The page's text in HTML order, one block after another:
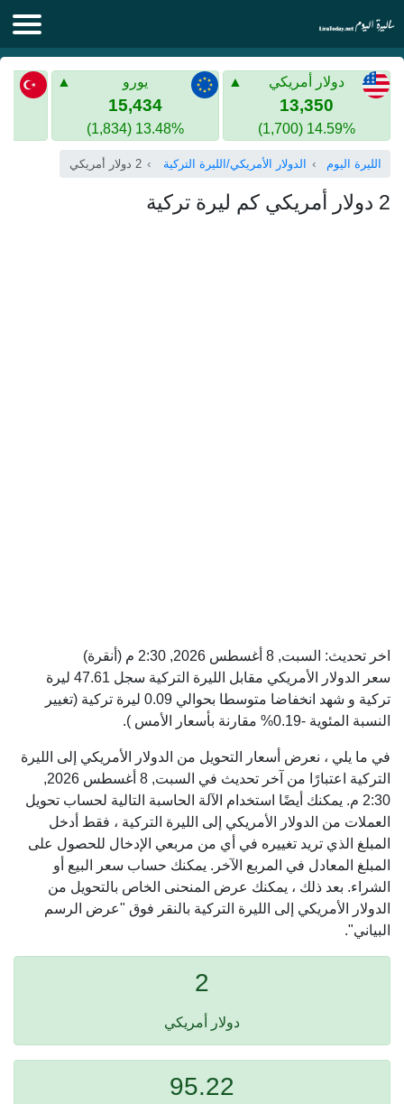
الليرة اليوم
الليرة السورية
الذهب في سوريا
الليرة التركية
الليرة التركية
الذهب في تركيا
اليورو الى الليرة التركية
دولار أمريكي
13,350
14.59% (1,700)
يورو
15,434
13.48% (1,834)
الليرة اليوم الدولار الأمريكي/الليرة التركية 2 دولار أمريكي
2 دولار أمريكي كم ليرة تركية
اخر تحديث: السبت, 8 أغسطس 2026, 2:30 م
(أنقرة)
سعر الدولار الأمريكي مقابل الليرة التركية سجل 47.61 ليرة
تركية و شهد انخفاضا متوسطا بحوالي 0.09 ليرة تركية (تغيير
النسبة المئوية -0.19% مقارنة بأسعار الأمس ).
في ما يلي ، نعرض أسعار التحويل من الدولار الأمريكي إلى الليرة
التركية اعتبارًا من آخر تحديث في السبت, 8 أغسطس 2026,
2:30 م. يمكنك أيضًا استخدام الآلة الحاسبة التالية لحساب تحويل
العملات من الدولار الأمريكي إلى الليرة التركية ، فقط أدخل
المبلغ الذي تريد تغييره في أي من مربعي الإدخال للحصول على
المبلغ المعادل في المربع الآخر. يمكنك حساب سعر البيع أو
الشراء. بعد ذلك ، يمكنك عرض المنحنى الخاص بالتحويل من
الدولار الأمريكي إلى الليرة التركية بالنقر فوق "عرض الرسم
البياني".
2
دولار أمريكي
95.22